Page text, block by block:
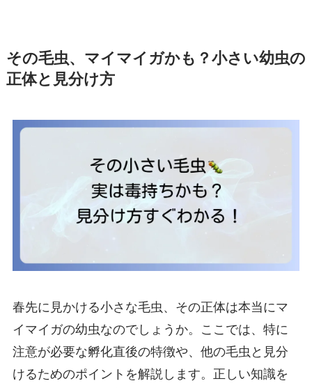
その毛虫、マイマイガかも？小さい幼虫の
正体と見分け方
春先に見かける小さな毛虫、その正体は本当にマ
イマイガの幼虫なのでしょうか。ここでは、特に
注意が必要な孵化直後の特徴や、他の毛虫と見分
けるためのポイントを解説します。正しい知識を